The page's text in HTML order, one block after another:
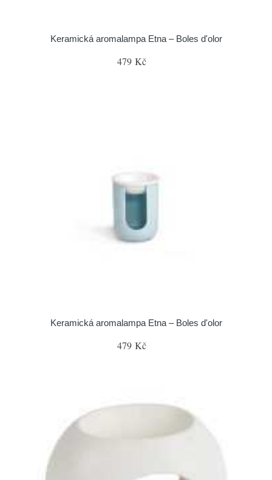
Keramická aromalampa Etna – Boles d'olor
479 Kč
Keramická aromalampa Etna – Boles d'olor
479 Kč